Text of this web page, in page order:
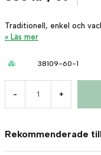
Traditionell, enkel och
Läs mer
38109-60-1
- +
Rekommenderade